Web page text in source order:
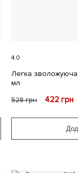
4.0
Легка зволожуюча
мл
528грн 422грн